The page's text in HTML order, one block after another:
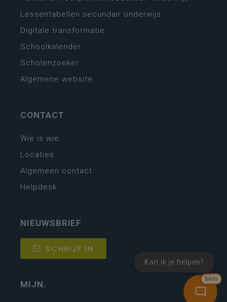
bèta
Kan ik je helpen?
Lessentabellen secundair onderwijs
Digitale transformatie
Schoolkalender
Scholenzoeker
Algemene website
CONTACT
Wie is wie
Locaties
Algemeen contact
Helpdesk
NIEUWSBRIEF
SCHRIJF IN
MIJN.